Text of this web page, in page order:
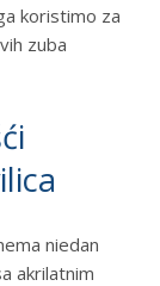
koristimo za
zuba
niedan
akrilatnim